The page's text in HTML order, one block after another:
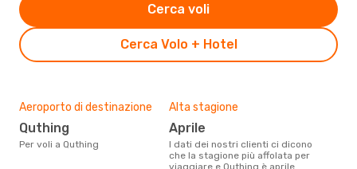
Cerca Volo + Hotel
Cerca voli
Aeroporto di destinazione
Quthing
Per voli a Quthing
Alta stagione
aprile
I dati dei nostri clienti ci dicono
che la stagione più affolata per
viaggiare e Quthing è aprile